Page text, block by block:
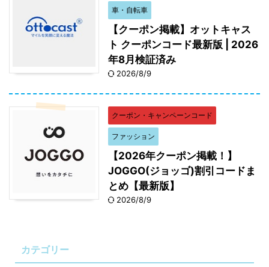
車・自転車
【クーポン掲載】オットキャス
ト クーポンコード最新版 | 2026
年8月検証済み
2026/8/9
クーポン・キャンペーンコード
ファッション
【2026年クーポン掲載！】
JOGGO(ジョッゴ)割引コードま
とめ【最新版】
2026/8/9
カテゴリー